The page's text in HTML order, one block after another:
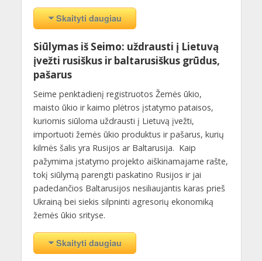
Skaityti daugiau
Siūlymas iš Seimo: uždrausti į Lietuvą
įvežti rusiškus ir baltarusiškus grūdus,
pašarus
Seime penktadienį registruotos Žemės ūkio,
maisto ūkio ir kaimo plėtros įstatymo pataisos,
kuriomis siūloma uždrausti į Lietuvą įvežti,
importuoti žemės ūkio produktus ir pašarus, kurių
kilmės šalis yra Rusijos ar Baltarusija. Kaip
pažymima įstatymo projekto aiškinamajame rašte,
tokį siūlymą parengti paskatino Rusijos ir jai
padedančios Baltarusijos nesiliaujantis karas prieš
Ukrainą bei siekis silpninti agresorių ekonomiką
žemės ūkio srityse.
Skaityti daugiau